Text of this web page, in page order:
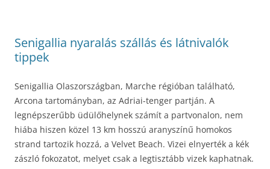
Senigallia nyaralás szállás és látnivalók
tippek
Senigallia Olaszországban, Marche régióban található,
Arcona tartományban, az Adriai-tenger partján. A
legnépszerűbb üdülőhelynek számít a partvonalon, nem
hiába hiszen közel 13 km hosszú aranyszínű homokos
strand tartozik hozzá, a Velvet Beach. Vizei elnyerték a kék
zászló fokozatot, melyet csak a legtisztább vizek kaphatnak.